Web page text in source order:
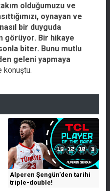
olduğumuzu ve
oynayan ve
bir duyguda
görüyor. Bir hikaye
biter. Bunu mutlu
geleni yapmaya
konuştu.
Alperen Şengün'den tarihi
triple-double!